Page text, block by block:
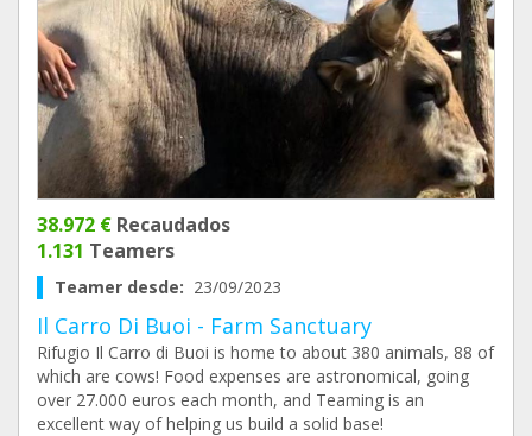
38.972 € Recaudados
1.131 Teamers
Teamer desde: 23/09/2023
Il Carro Di Buoi - Farm Sanctuary
Rifugio Il Carro di Buoi is home to about 380 animals, 88 of
which are cows! Food expenses are astronomical, going
over 27.000 euros each month, and Teaming is an
excellent way of helping us build a solid base!